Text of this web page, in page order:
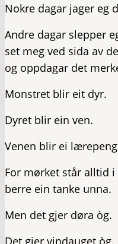
Nokre dagar jager eg
Andre dagar slepper
set meg ved sida av
og oppdagar det
Monstret blir eit dyr.
Dyret blir ein ven.
Venen blir ei
For mørket står alltid
berre ein tanke unna.
Men det gjer døra òg.
Det gjer vindauget òg.